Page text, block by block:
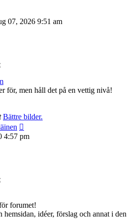
07, 2026 9:51 am
för, men håll det på en vettig nivå!
Bättre bilder.
till
4:57 pm
forumet!
idéer, förslag och annat i